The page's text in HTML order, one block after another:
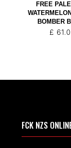
FREE
BOMBER
£
FCK NZS